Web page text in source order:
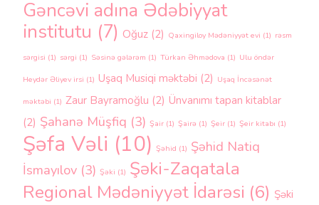
Gəncəvi adına Ədəbiyyat
institutu (7) Oğuz (2) Qaxingiloy Mədəniyyət evi (1) rəsm
sərgisi (1) sərgi (1) Səsinə gələrəm (1) Türkan Əhmədova (1) Ulu öndər
Heydər Əliyev irsi (1) Uşaq Musiqi məktəbi (2) Uşaq İncəsənət
məktəbi (1) Zaur Bayramoğlu (2) Ünvanımı tapan kitablar
(2) Şahanə Müşfiq (3) Şair (1) Şairə (1) Şeir (1) Şeir kitabı (1)
Şəfa Vəli (10) Şəhid (1) Şəhid Natiq
İsmayılov (3) Şəki (1) Şəki-Zaqatala
Regional Mədəniyyət İdarəsi (6) Şəki